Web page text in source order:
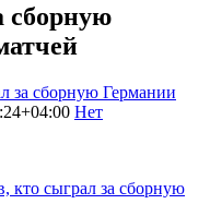
сборную
за сборную Германии
Нет